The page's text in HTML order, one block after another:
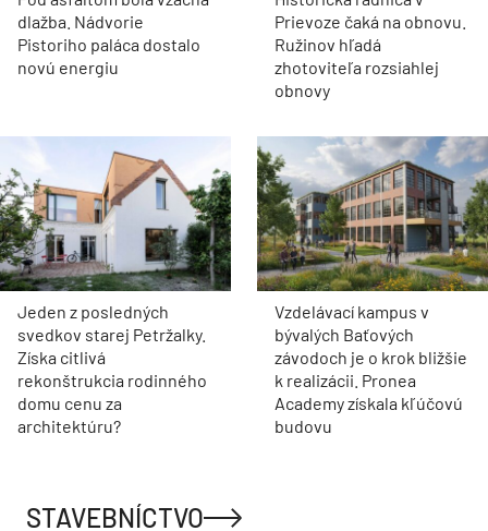
Staré obliečky na paplón už
nevyhadzujte. Našli sme 8+
perfektných nápadov, ako
ich zas využiť, a oplatí sa ich
VIDEO
vesmír. Pražské planetárium